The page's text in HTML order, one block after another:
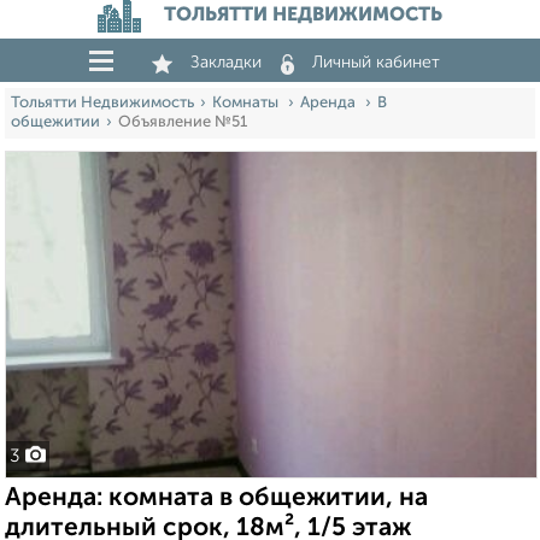
ТОЛЬЯТТИ НЕДВИЖИМОСТЬ
Закладки Личный кабинет
Тольятти Недвижимость Комнаты Аренда
В
общежитии
Объявление №51
3
Аренда: комната в общежитии, на
длительный срок, 18м², 1/5 этаж